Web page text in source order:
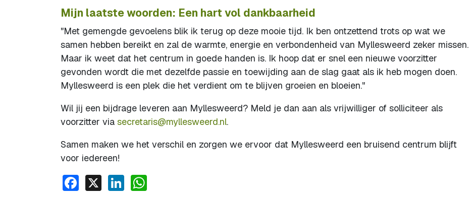
Mijn laatste woorden: Een hart vol dankbaarheid
"Met gemengde gevoelens blik ik terug op deze mooie tijd. Ik ben ontzettend trots op wat we
samen hebben bereikt en zal de warmte, energie en verbondenheid van Myllesweerd zeker missen.
Maar ik weet dat het centrum in goede handen is. Ik hoop dat er snel een nieuwe voorzitter
gevonden wordt die met dezelfde passie en toewijding aan de slag gaat als ik heb mogen doen.
Myllesweerd is een plek die het verdient om te blijven groeien en bloeien."
Wil jij een bijdrage leveren aan Myllesweerd? Meld je dan aan als vrijwilliger of solliciteer als
voorzitter via secretaris@myllesweerd.nl.
Samen maken we het verschil en zorgen we ervoor dat Myllesweerd een bruisend centrum blijft
voor iedereen!
Facebook
X LinkedIn